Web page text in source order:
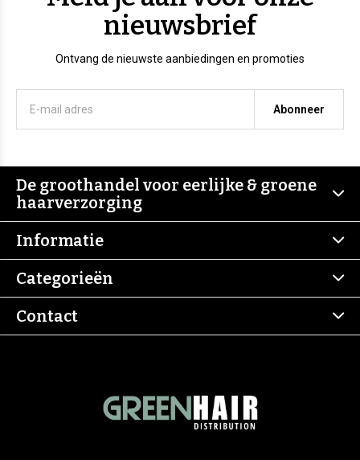
nieuwsbrief
Ontvang de nieuwste aanbiedingen en promoties
Abonneer
De groothandel voor eerlijke & groene
haarverzorging
Informatie
Categorieën
Contact